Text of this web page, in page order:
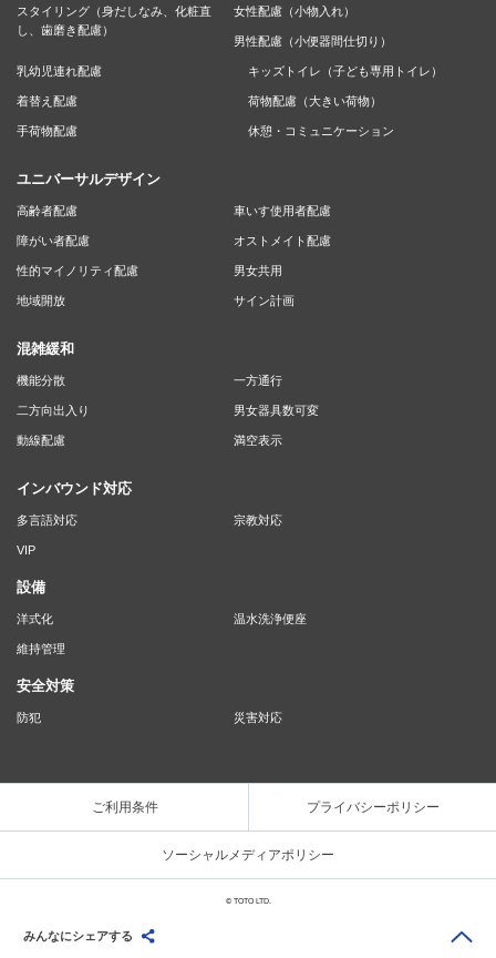
スタイリング（身だしなみ、化粧直
し、歯磨き配慮）
女性配慮（小物入れ）
男性配慮（小便器間仕切り）
乳幼児連れ配慮 キッズトイレ（子ども専用トイレ）
着替え配慮 荷物配慮（大きい荷物）
手荷物配慮 休憩・コミュニケーション
ユニバーサルデザイン
高齢者配慮 車いす使用者配慮
障がい者配慮 オストメイト配慮
性的マイノリティ配慮 男女共用
地域開放 サイン計画
混雑緩和
機能分散 一方通行
二方向出入り 男女器具数可変
動線配慮 満空表示
インバウンド対応
多言語対応 宗教対応
VIP
設備
洋式化 温水洗浄便座
維持管理
安全対策
防犯 災害対応
ご利用条件 プライバシーポリシー
ソーシャルメディアポリシー
みんなにシェアする
© TOTO LTD.